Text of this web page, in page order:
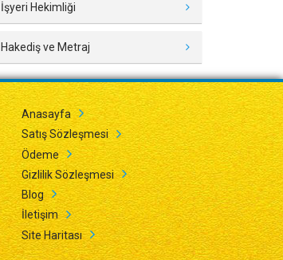
İşyeri Hekimliği
Hakediş ve Metraj
Anasayfa
Satış Sözleşmesi
Ödeme
Gizlilik Sözleşmesi
Blog
İletişim
Site Haritası